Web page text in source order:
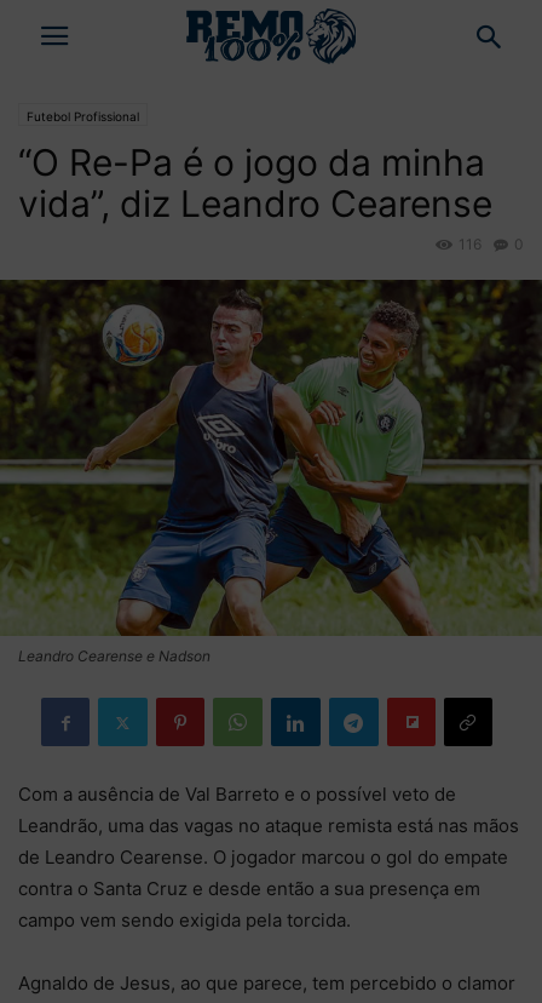
Futebol Profissional
“O Re-Pa é o jogo da minha
vida”, diz Leandro Cearense
0
116
Leandro Cearense e Nadson
Com a ausência de Val Barreto e o possível veto de
Leandrão, uma das vagas no ataque remista está nas mãos
de Leandro Cearense. O jogador marcou o gol do empate
contra o Santa Cruz e desde então a sua presença em
campo vem sendo exigida pela torcida.
Agnaldo de Jesus, ao que parece, tem percebido o clamor